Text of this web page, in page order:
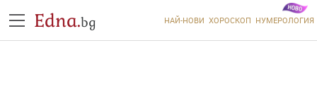
Edna.bg НАЙ-НОВИ ХОРОСКОП НУМЕРОЛОГИЯ